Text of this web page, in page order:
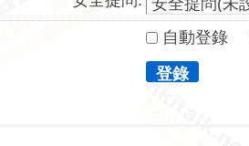
自動登錄
登錄